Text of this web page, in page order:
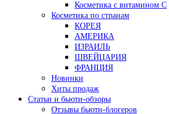
Косметика с витамином С
Косметика по странам
КОРЕЯ
АМЕРИКА
ИЗРАИЛЬ
ШВЕЙЦАРИЯ
ФРАНЦИЯ
Новинки
Хиты продаж
Статьи и бьюти-обзоры
Отзывы бьюти-блогеров